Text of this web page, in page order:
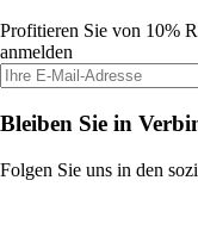
Profitieren Sie von 10%
anmelden
Bleiben Sie in
Folgen Sie uns in den